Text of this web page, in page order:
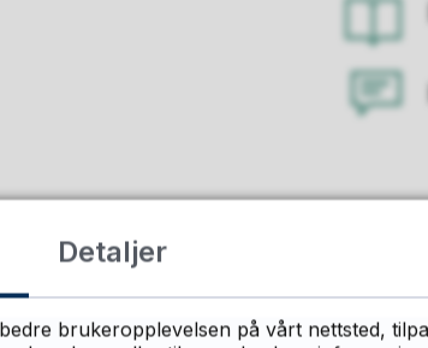
Karriere
Detaljer
brukeropplevelsen på vårt nettsted,